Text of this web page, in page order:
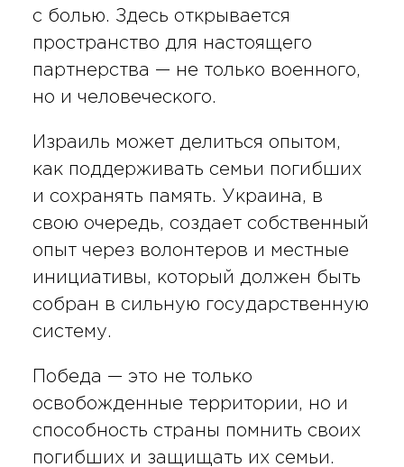
с болью. Здесь открывается
пространство для настоящего
партнерства — не только военного,
но и человеческого.
Израиль может делиться опытом,
как поддерживать семьи погибших
и сохранять память. Украина, в
свою очередь, создает собственный
опыт через волонтеров и местные
инициативы, который должен быть
собран в сильную государственную
систему.
Победа — это не только
освобожденные территории, но и
способность страны помнить своих
погибших и защищать их семьи.